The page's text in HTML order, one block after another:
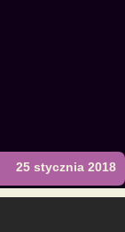
25 stycznia 2018